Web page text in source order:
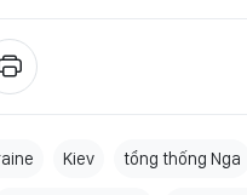
Kiev tổng thống Nga